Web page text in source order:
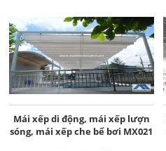
Mái xếp di động, mái xếp lượn
sóng, mái xếp che bể bơi MX021